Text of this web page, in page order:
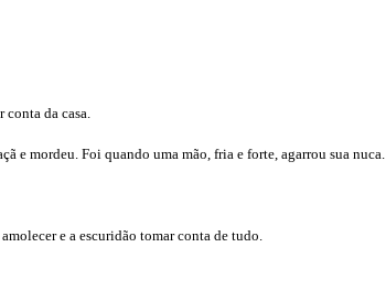
conta da casa.
e mordeu. Foi quando uma mão, fria e forte, agarrou sua nuca.
e a escuridão tomar conta de tudo.